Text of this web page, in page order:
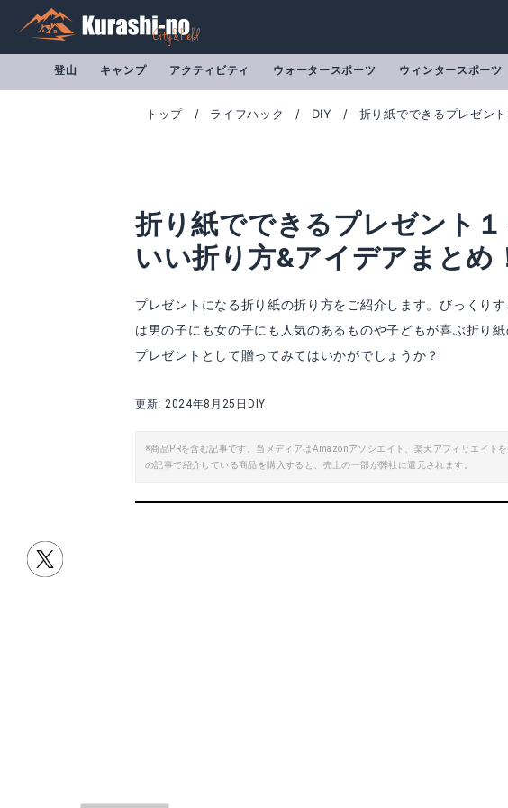
登山 キャンプ アクティビティ ウォータースポーツ ウィンタースポーツ
トップ ライフハック DIY 折り紙でできるプレゼン
折り紙でできるプレゼント
いい折り方&アイデアまとめ
プレゼントになる折り紙の折り方をご紹介します。びっくり
は男の子にも女の子にも人気のあるものや子どもが喜ぶ折り
プレゼントとして贈ってみてはいかがでしょうか？
更新: 2024年8月25日 DIY
※商品PRを含む記事です。当メディアはAmazonアソシエイト、楽天アフィリエイト
の記事で紹介している商品を購入すると、売上の一部が弊社に還元されます。